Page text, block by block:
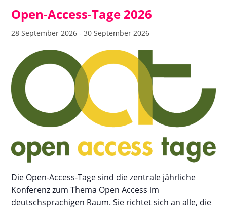
Open-Access-Tage 2026
28 September 2026 -30 September 2026
Die Open-Access-Tage sind die zentrale jährliche
Konferenz zum Thema Open Access im
deutschsprachigen Raum. Sie richtet sich an alle, die